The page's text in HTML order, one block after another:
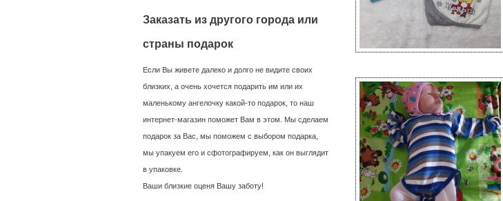
Юбки
Дутики
Туфли
Заказать из другого города или
страны подарок
Если Вы живете далеко и долго не видите своих
близких, а очень хочется подарить им или их
маленькому ангелочку какой-то подарок, то наш
интернет-магазин поможет Вам в этом. Мы сделаем
подарок за Вас, мы поможем с выбором подарка,
мы упакуем его и сфотографируем, как он выглядит
в упаковке.
Ваши близкие оценя Вашу заботу!